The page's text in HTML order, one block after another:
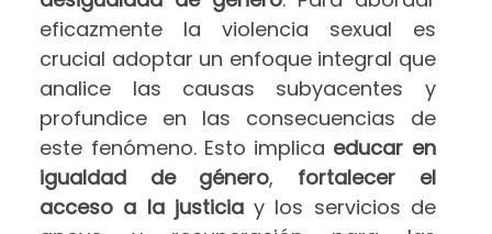
eficazmente la violencia sexual es
crucial adoptar un enfoque integral que
analice las causas subyacentes y
profundice en las consecuencias de
este fenómeno. Esto implica educar en
igualdad de género, fortalecer el
acceso a la justiciay los servicios de